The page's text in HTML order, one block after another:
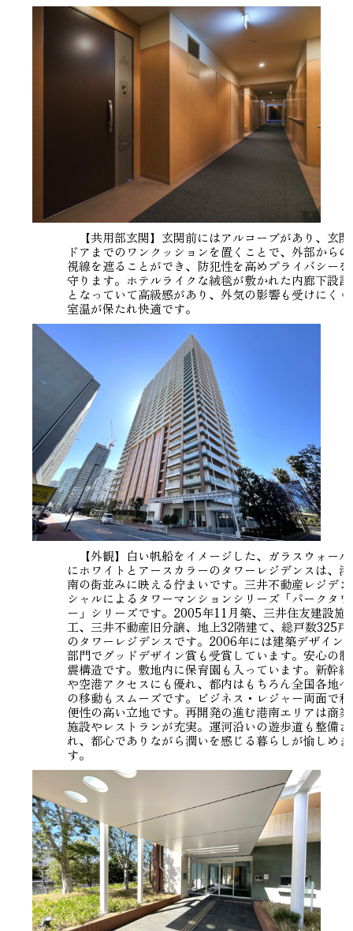
【共用部玄関】玄関前にはアルコーブがあり、玄関
ドアまでのワンクッションを置くことで、外部からの
視線を遮ることができ、防犯性を高めプライバシーを
守ります。ホテルライクな絨毯が敷かれた内廊下設計
となっていて高級感があり、外気の影響も受けにくく
室温が保たれ快適です。
【外観】白い帆船をイメージした、ガラスウォール
にホワイトとアースカラーのタワーレジデンスは、港
南の街並みに映える佇まいです。三井不動産レジデン
シャルによるタワーマンションシリーズ「パークタワ
ー」シリーズです。2005年11月築、三井住友建設施
工、三井不動産旧分譲、地上32階建て、総戸数325戸
のタワーレジデンスです。2006年には建築デザイン
部門でグッドデザイン賞も受賞しています。安心の制
震構造です。敷地内に保育園も入っています。新幹線
や空港アクセスにも優れ、都内はもちろん全国各地へ
の移動もスムーズです。ビジネス・レジャー両面で利
便性の高い立地です。再開発の進む港南エリアは商業
施設やレストランが充実。運河沿いの遊歩道も整備さ
れ、都心でありながら潤いを感じる暮らしが愉しめま
す。